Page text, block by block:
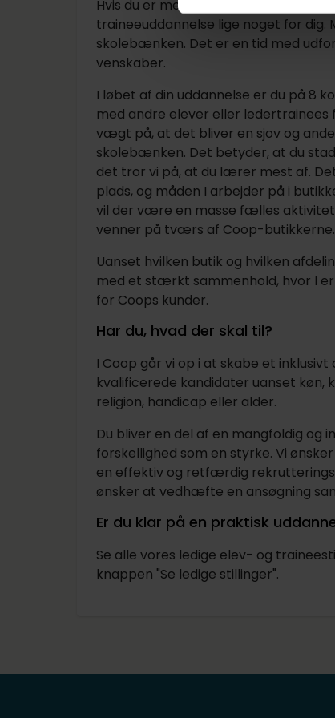
Hvis du er mere til det praktiske end
traineeuddannelse lige noget for dig.
skolebænken. Det er en tid med
venskaber.
I løbet af din uddannelse er du på 8
med andre elever eller
vægt på, at det bliver en sjov og
skolebænken. Det betyder, at du
det tror vi på, at du lærer mest af.
plads, og måden I arbejder på i
vil der være en masse fælles
venner på tværs af Coop-butikkerne.
Uanset hvilken butik og hvilken
med et stærkt sammenhold, hvor I
for Coops kunder.
Har du, hvad der skal til?
I Coop går vi op i at skabe et
kvalificerede kandidater uanset køn,
religion, handicap eller alder.
Du bliver en del af en mangfoldig og
forskellighed som en styrke. Vi
en effektiv og retfærdig
ønsker at vedhæfte en ansøgning
Er du klar på en praktisk
Se alle vores ledige elev- og
knappen "Se ledige stillinger".